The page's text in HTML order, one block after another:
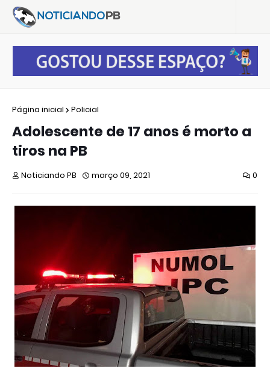
Página inicial Policial
Adolescente de 17 anos é morto a
tiros na PB
Noticiando PB março 09, 2021 0